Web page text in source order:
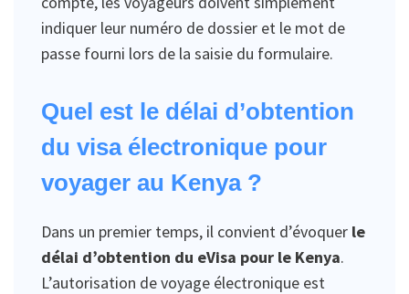
indiquer leur numéro de dossier et le mot de
passe fourni lors de la saisie du formulaire.
Quel est le délai d’obtention
du visa électronique pour
voyager au Kenya ?
Dans un premier temps, il convient d’évoquer le
délai d’obtention du eVisa pour le Kenya.
L’autorisation de voyage électronique est